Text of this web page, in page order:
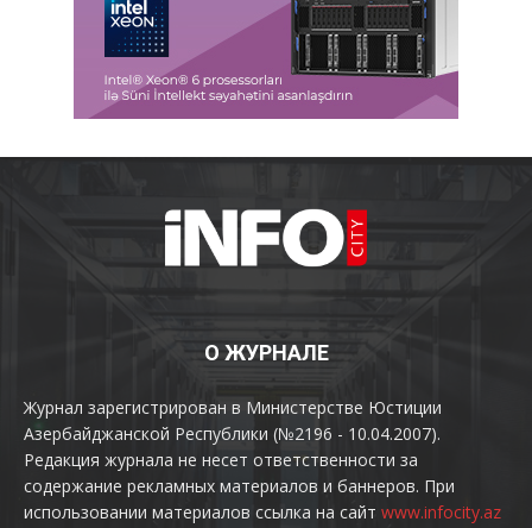
О ЖУРНАЛЕ
Журнал зарегистрирован в Министерстве Юстиции
Азербайджанской Республики (№2196 - 10.04.2007).
Редакция журнала не несет ответственности за
содержание рекламных материалов и баннеров. При
использовании материалов ссылка на сайт www.infocity.az